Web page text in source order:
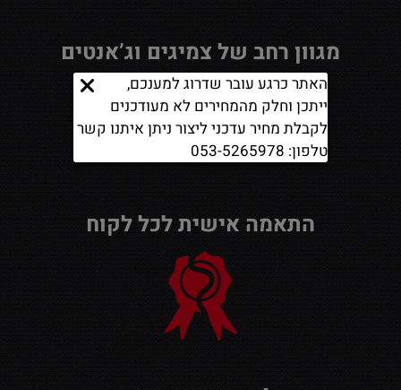
מגוון רחב של צמיגים וג’אנטים
התאמה אישית לכל לקוח
האתר כרגע עובר שדרוג למענכם,
ייתכן וחלק מהמחירים לא מעודכנים
לקבלת מחיר עדכני ליצור ניתן איתנו קשר
טלפון: 053-5265978